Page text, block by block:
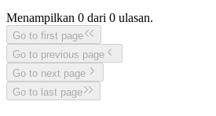
Menampilkan 0 dari 0 ulasan.
Go to first page
Go to previous page
Go to next page
Go to last page